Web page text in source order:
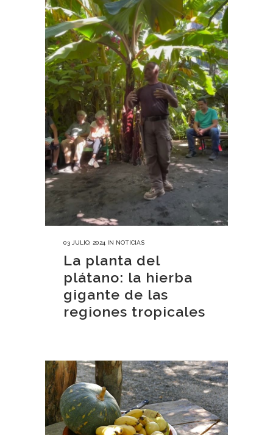
03 JULIO, 2024 IN NOTICIAS
La planta del
plátano: la hierba
gigante de las
regiones tropicales